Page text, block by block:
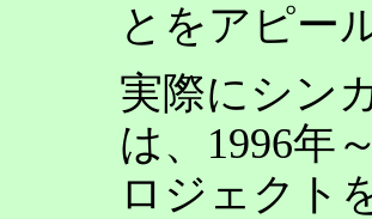
とをアピー
実際にシン
は、1996年
ロジェクト